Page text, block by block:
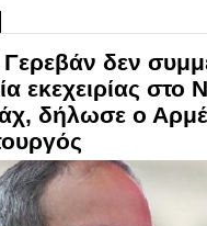
δεν
εκεχειρίας στο
δήλωσε ο